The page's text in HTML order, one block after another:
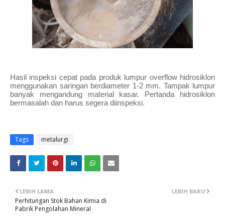
Hasil inspeksi cepat pada produk lumpur overflow hidrosiklon
menggunakan saringan berdiameter 1-2 mm. Tampak lumpur
banyak mengandung material kasar. Pertanda hidrosiklon
bermasalah dan harus segera diinspeksi.
Tags metalurgi
LEBIH BARU
LEBIH LAMA
Perhitungan Stok Bahan Kimia di
Pabrik Pengolahan Mineral